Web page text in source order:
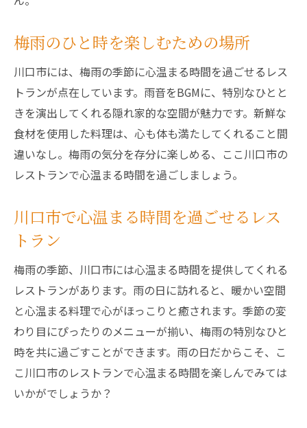
梅雨のひと時を楽しむための場所
川口市には、梅雨の季節に心温まる時間を過ごせるレス
トランが点在しています。雨音をBGMに、特別なひとと
きを演出してくれる隠れ家的な空間が魅力です。新鮮な
食材を使用した料理は、心も体も満たしてくれること間
違いなし。梅雨の気分を存分に楽しめる、ここ川口市の
レストランで心温まる時間を過ごしましょう。
川口市で心温まる時間を過ごせるレス
トラン
梅雨の季節、川口市には心温まる時間を提供してくれる
レストランがあります。雨の日に訪れると、暖かい空間
と心温まる料理で心がほっこりと癒されます。季節の変
わり目にぴったりのメニューが揃い、梅雨の特別なひと
時を共に過ごすことができます。雨の日だからこそ、こ
こ川口市のレストランで心温まる時間を楽しんでみては
いかがでしょうか？